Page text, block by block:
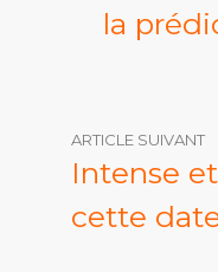
la
ARTICLE SUIVANT
Intense
cette